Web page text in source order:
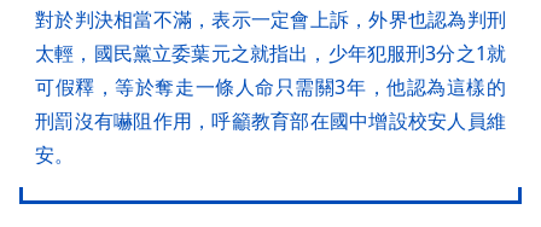
對於判決相當不滿，表示一定會上訴，外界也認為判刑
太輕，國民黨立委葉元之就指出，少年犯服刑3分之1就
可假釋，等於奪走一條人命只需關3年，他認為這樣的
刑罰沒有嚇阻作用，呼籲教育部在國中增設校安人員維
安。